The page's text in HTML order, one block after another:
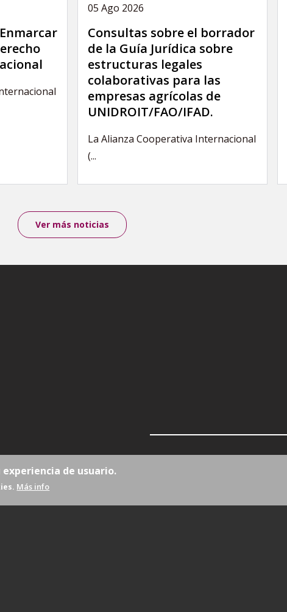
05 Ago 2026
Consultas sobre el borrador
de la Guía Jurídica sobre
estructuras legales
colaborativas para las
empresas agrícolas de
UNIDROIT/FAO/IFAD.
La Alianza Cooperativa Internacional
(...
Ver más noticias
de usuario.
Más info